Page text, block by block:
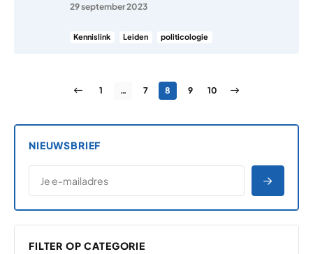
29 september 2023
Kennislink Leiden politicologie
Berichten paginering
Vorige pagina
Pagina
1 … Pagina
7 Pagina
8 Pagina
9 Pagina
10 Volgende pagina
NIEUWSBRIEF
E-MAILADRES
*
FILTER OP CATEGORIE